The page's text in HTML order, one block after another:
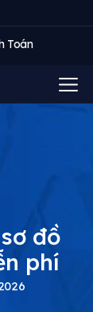
Toán
đồ
phí